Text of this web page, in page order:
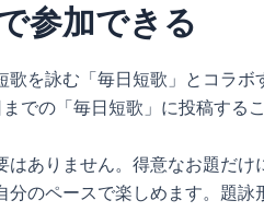
参加できる
歌を詠む「毎日短歌」とコラボ
での「毎日短歌」に投稿する
はありません。得意なお題だけ
分のペースで楽しめます。題詠